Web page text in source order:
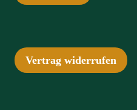
Vertrag widerrufen